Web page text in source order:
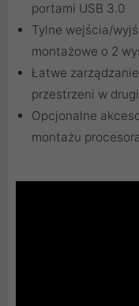
portami USB 3.0
Tylne wejścia/
montażowe o 2
Łatwe
przestrzeni w
Opcjonalne
montażu